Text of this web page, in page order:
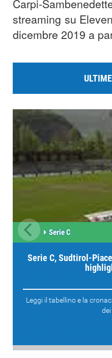
Carpi-
streaming su
dicembre 2019 a
Serie C
Serie C, Sudtirol-
Leggi il tabellino e la
dei